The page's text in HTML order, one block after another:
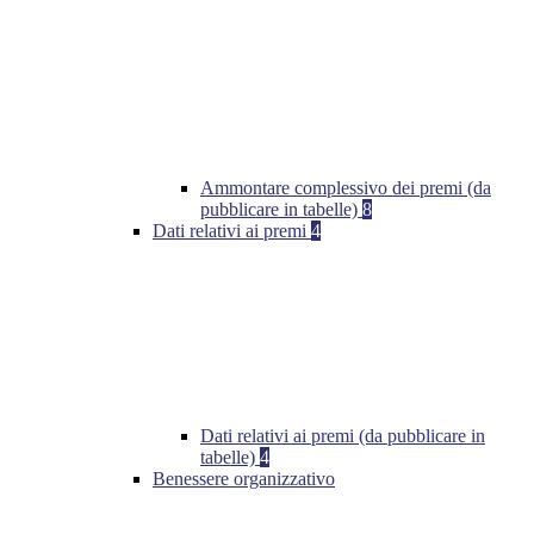
Ammontare complessivo dei premi (da
pubblicare in tabelle) 8
Dati relativi ai premi 4
Dati relativi ai premi (da pubblicare in
tabelle) 4
Benessere organizzativo